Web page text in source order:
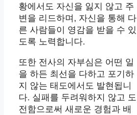
황에서도 자신을 잃지 않고 주
변을 리드하며, 자신을 통해 다
른 사람들이 영감을 받을 수 있
도록 노력합니다.
또한 전사의 자부심은 어떤 일
을 하든 최선을 다하고 포기하
지 않는 태도에서도 발현됩니
다. 실패를 두려워하지 않고 도
전함으로써 새로운 경험과 배